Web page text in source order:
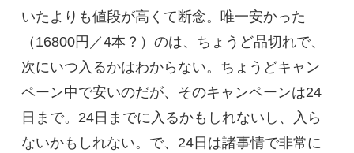
いたよりも値段が高くて断念。唯一安かった
（16800円／4本？）のは、ちょうど品切れで、
次にいつ入るかはわからない。ちょうどキャン
ペーン中で安いのだが、そのキャンペーンは24
日まで。24日までに入るかもしれないし、入ら
ないかもしれない。で、24日は諸事情で非常に